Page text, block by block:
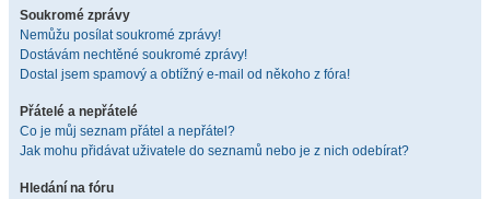
Soukromé zprávy
Nemůžu posílat soukromé zprávy!
Dostávám nechtěné soukromé zprávy!
Dostal jsem spamový a obtížný e-mail od někoho z fóra!
Přátelé a nepřátelé
Co je můj seznam přátel a nepřátel?
Jak mohu přidávat uživatele do seznamů nebo je z nich odebírat?
Hledání na fóru